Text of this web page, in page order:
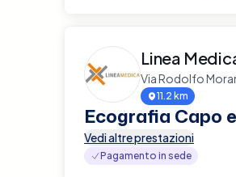
Linea
Via Rodolfo
11.2 km
Ecografia Capo
Vedi altre prestazioni
Pagamento in sede